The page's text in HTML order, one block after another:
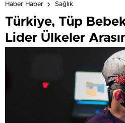
Haber Haber Sağlık
Türkiye, Tüp
Lider Ülkeler